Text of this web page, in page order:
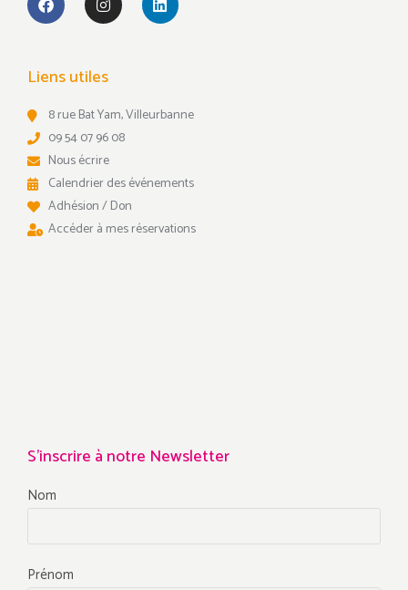
Liens utiles
8 rue Bat Yam, Villeurbanne
09 54 07 96 08
Nous écrire
Calendrier des événements
Adhésion / Don
Accéder à mes réservations
S'inscrire à notre Newsletter
Nom
Prénom